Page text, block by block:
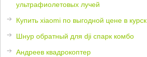
ультрафиолетовых лучей
Купить xiaomi по выгодной цене в курск
Шнур обратный для dji спарк комбо
Андреев квадрокоптер